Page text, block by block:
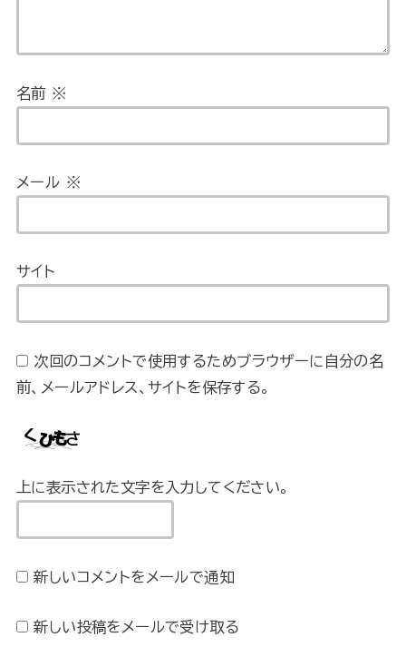
名前 ※
メール ※
サイト
次回のコメントで使用するためブラウザーに自分の名
前、メールアドレス、サイトを保存する。
上に表示された文字を入力してください。
新しいコメントをメールで通知
新しい投稿をメールで受け取る